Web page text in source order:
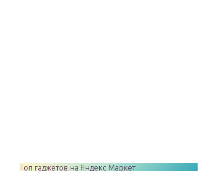
Топ гаджетов на Яндекс Маркет